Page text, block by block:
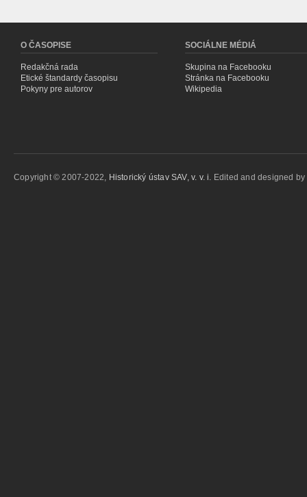
O ČASOPISE
Redakčná rada
Etické štandardy časopisu
Pokyny pre autorov
SOCIÁLNE MÉDIÁ
Skupina na Facebooku
Stránka na Facebooku
Wikipedia
Copyright © 2007-2022, Historický ústav SAV, v. v. i. Edited and designed by